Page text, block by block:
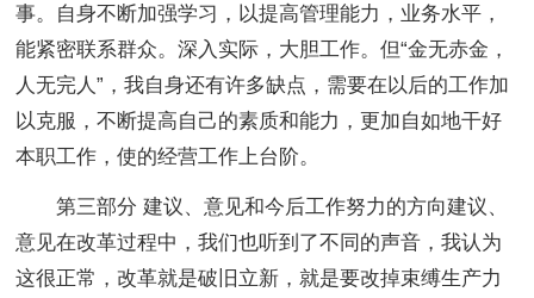
事。自身不断加强学习，以提高管理能力，业务水平，
能紧密联系群众。深入实际，大胆工作。但“金无赤金，
人无完人”，我自身还有许多缺点，需要在以后的工作加
以克服，不断提高自己的素质和能力，更加自如地干好
本职工作，使的经营工作上台阶。
第三部分 建议、意见和今后工作努力的方向建议、
意见在改革过程中，我们也听到了不同的声音，我认为
这很正常，改革就是破旧立新，就是要改掉束缚生产力